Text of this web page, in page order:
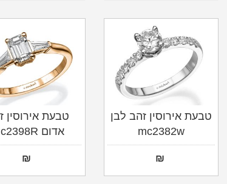
טבעת אירוסין זהב לבן
mc2382w
₪
טבעת אירוסין
אדום mc2398R
₪